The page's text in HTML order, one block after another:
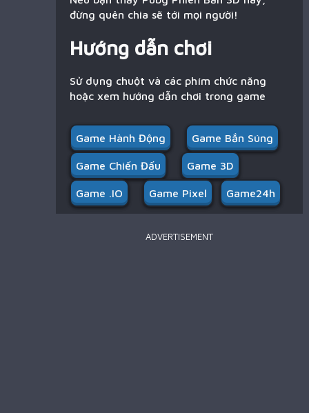
đừng quên chia sẽ tới mọi người!
Hướng dẫn chơi
Sử dụng chuột và các phím chức năng
hoặc xem hướng dẫn chơi trong game
Game Hành Động Game Bắn Súng
Game Chiến Đấu Game 3D
Game .IO Game Pixel Game24h
ADVERTISEMENT